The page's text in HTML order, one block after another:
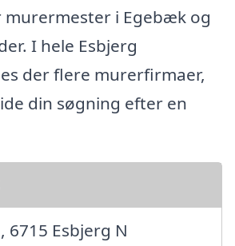
murermester i Egebæk og
I hele Esbjerg
der flere murerfirmaer,
din søgning efter en
6715 Esbjerg N